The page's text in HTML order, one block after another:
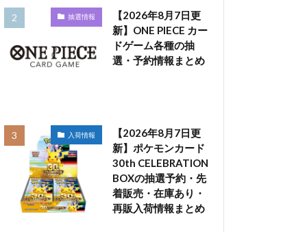
抽選情報
【2026年8月7日更
新】ONE PIECE カー
ドゲーム各種の抽
選・予約情報まとめ
入荷情報
【2026年8月7日更
新】ポケモンカード
30th CELEBRATION
BOXの抽選予約・先
着販売・在庫あり・
再販入荷情報まとめ